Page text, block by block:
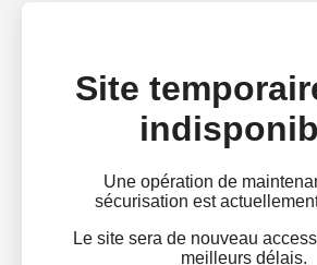
Site
Une opération de
sécurisation est
Le site sera de nouveau
meilleurs délais.